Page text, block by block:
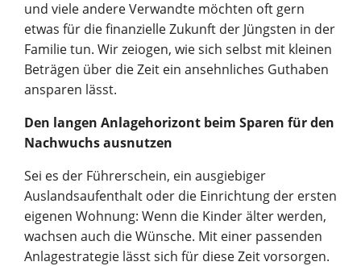
und viele andere Verwandte möchten oft gern
etwas für die finanzielle Zukunft der Jüngsten in der
Familie tun. Wir zeiogen, wie sich selbst mit kleinen
Beträgen über die Zeit ein ansehnliches Guthaben
ansparen lässt.
Den langen Anlagehorizont beim Sparen für den
Nachwuchs ausnutzen
Sei es der Führerschein, ein ausgiebiger
Auslandsaufenthalt oder die Einrichtung der ersten
eigenen Wohnung: Wenn die Kinder älter werden,
wachsen auch die Wünsche. Mit einer passenden
Anlagestrategie lässt sich für diese Zeit vorsorgen.